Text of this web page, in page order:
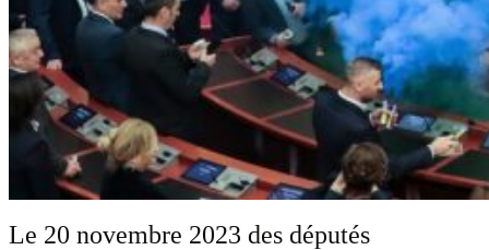
Le 20 novembre 2023 des députés